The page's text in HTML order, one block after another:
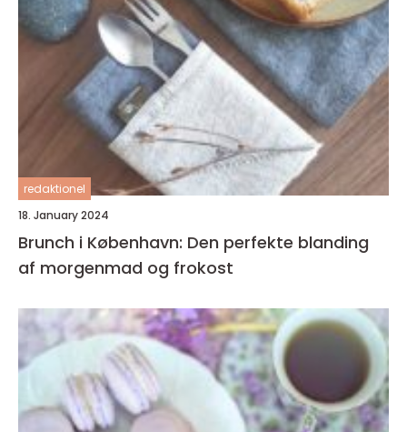
redaktionel
18. January 2024
Brunch i København: Den perfekte blanding
af morgenmad og frokost